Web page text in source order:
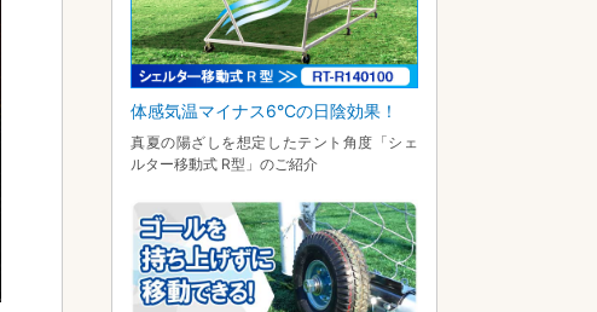
体感気温マイナス6°Cの日陰効果！
真夏の陽ざしを想定したテント角度「シェ
ルター移動式 R型」のご紹介